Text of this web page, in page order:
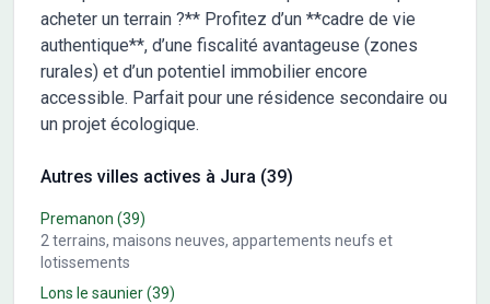
acheter un terrain ?** Profitez d’un **cadre de vie
authentique**, d’une fiscalité avantageuse (zones
rurales) et d’un potentiel immobilier encore
accessible. Parfait pour une résidence secondaire ou
un projet écologique.
Autres villes actives à Jura (39)
Premanon (39)
2terrains, maisons neuves, appartements neufs et
lotissements
Lons le saunier(39)